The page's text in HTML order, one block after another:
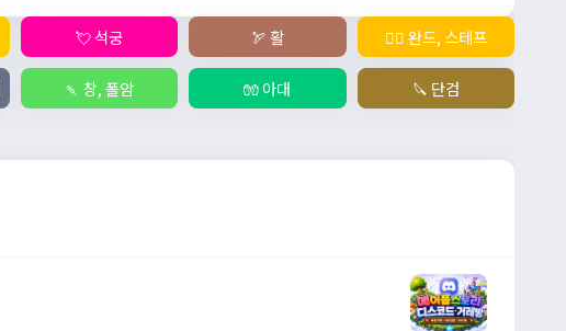
💘 석궁 🏹 활 🧙‍♀️ 완드, 스테프
🍡 창, 폴암 🧤 아대 🔪 단검